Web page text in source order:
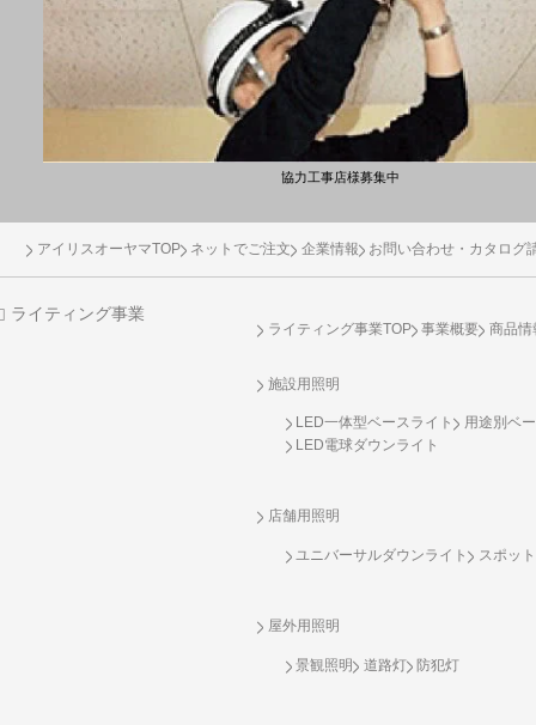
協力工事店様募集中
アイリスオーヤマTOP ネットでご注文 企業情報 お問い合わせ・カタログ
ライティング事業
ライティング事業TOP 事業概要 商品情
施設用照明
LED一体型ベースライト
用途別ベ
LED電球ダウンライト
店舗用照明
ユニバーサルダウンライト スポッ
屋外用照明
景観照明 道路灯 防犯灯